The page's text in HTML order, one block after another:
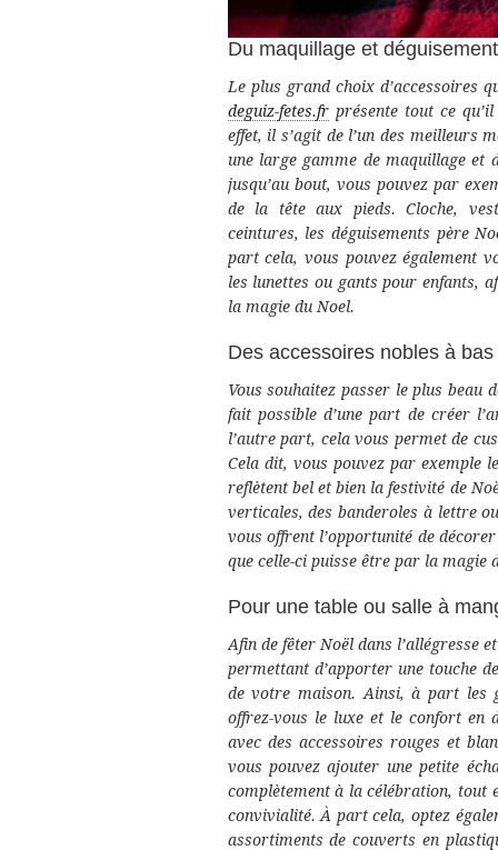
Du maquillage et
Le plus grand choix d’accessoires
deguiz-fetes.frprésente tout ce
effet, il s’agit de l’un des meilleurs
une large gamme de maquillage et
jusqu’au bout, vous pouvez par
de la tête aux pieds. Cloche,
ceintures, les déguisements père
part cela, vous pouvez également
les lunettes ou gants pour enfants,
la magie du Noel.
Des accessoires nobles à bas
Vous souhaitez passer le plus beau
fait possible d’une part de créer
l’autre part, cela vous permet de
Cela dit, vous pouvez par exemple
reflètent bel et bien la festivité de
verticales, des banderoles à lettre
vous offrent l’opportunité de
que celle-ci puisse être par la magie
Pour une table ou salle à
Afin de fêter Noël dans l’allégresse
permettant d’apporter une touche
de votre maison. Ainsi, à part les
offrez-vous le luxe et le confort en
avec des accessoires rouges et
vous pouvez ajouter une petite
complètement à la célébration, tout
convivialité. À part cela, optez
assortiments de couverts en